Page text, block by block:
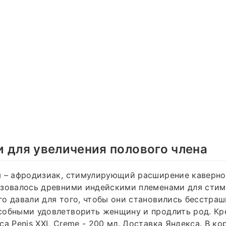
увеличения полового члена
– афродизиак, стимулирующий расширение
древними индейскими племенами для
давали для того, чтобы они становились
удовлетворить женщину и продлить род.
Penis XXL Creme - 200 мл. Доставка Яндекса. В